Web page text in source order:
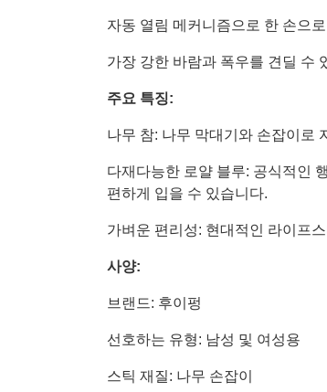
자동 열림 메커니즘으로 한 손으
가장 강한 바람과 폭우를 견딜 수
주요 특징:
나무 참: 나무 막대기와 손잡이로
다재다능한 로얄 블루: 공식적인
편하게 입을 수 있습니다.
가벼운 편리성: 현대적인 라이프
사양:
브랜드: 후이펑
선호하는 유형: 남성 및 여성용
스틱 재질: 나무 손잡이